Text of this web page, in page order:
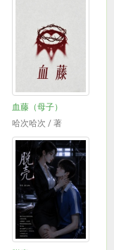
血藤（母子）
哈次哈次 / 著